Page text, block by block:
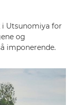
i Utsunomiya for
og
imponerende.